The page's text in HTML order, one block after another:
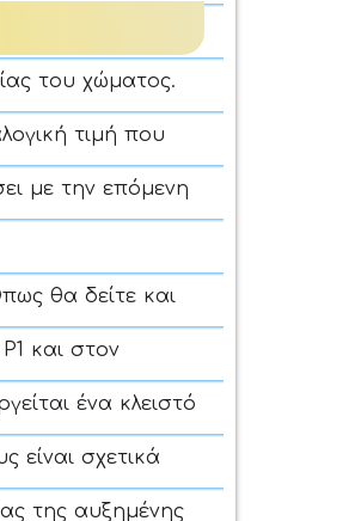
του χώματος.
τιμή που
με την επόμενη
θα δείτε και
και στον
ένα κλειστό
είναι σχετικά
της αυξημένης